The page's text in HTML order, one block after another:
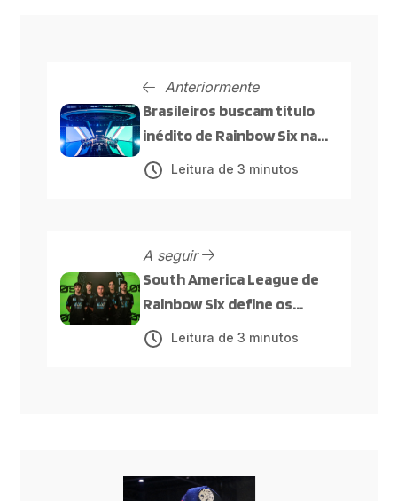
Anteriormente
Brasileiros buscam título
inédito de Rainbow Six na
Esports World Cup
Leitura de 3 minutos
A seguir
South America League de
Rainbow Six define os
confrontos da fase
eliminatória
Leitura de 3 minutos